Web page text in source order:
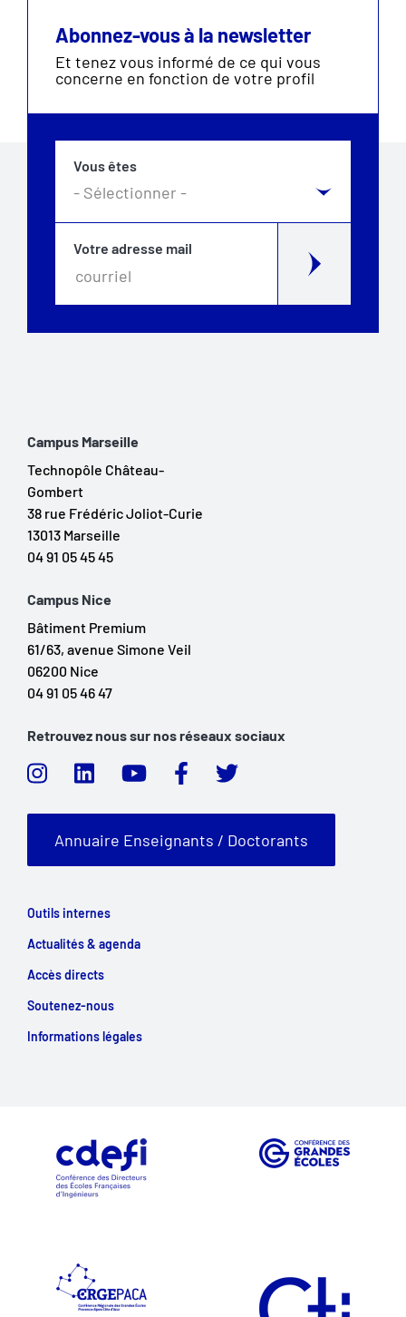
Abonnez-vous à la newsletter
Et tenez vous informé de ce qui vous
concerne en fonction de votre profil
Vous êtes
Votre adresse mail
Campus Marseille
Technopôle Château-
Gombert
38 rue Frédéric Joliot-Curie
13013 Marseille
04 91 05 45 45
Campus Nice
Bâtiment Premium
61/63, avenue Simone Veil
06200 Nice
04 91 05 46 47
Retrouvez nous sur nos réseaux sociaux
Annuaire Enseignants / Doctorants
Outils internes
Actualités & agenda
Accès directs
Soutenez-nous
Informations légales